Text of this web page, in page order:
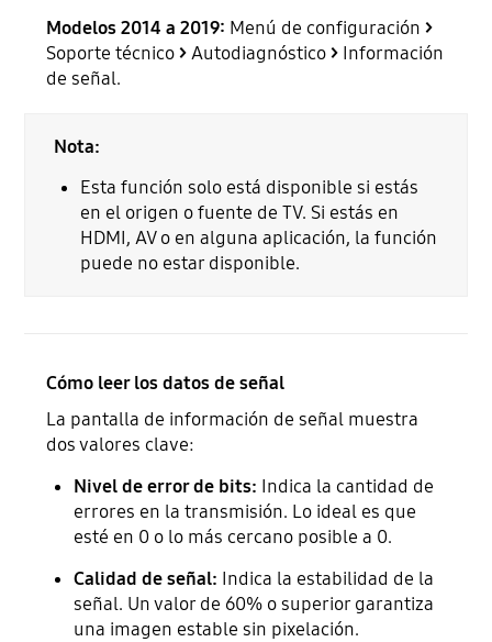
Modelos 2014 a 2019: Menú de configuración>
Soporte técnico>Autodiagnóstico> Información
de señal.
Nota:
Esta función solo está disponible si estás
en el origen o fuente de TV. Si estás en
HDMI, AV o en alguna aplicación, la función
puede no estar disponible.
Cómo leer los datos de señal
La pantalla de información de señal muestra
dos valores clave:
Nivel de error de bits: Indica la cantidad de
errores en la transmisión. Lo ideal es que
esté en 0 o lo más cercano posible a 0.
Calidad de señal: Indica la estabilidad de la
señal. Un valor de 60% o superior garantiza
una imagen estable sin pixelación.